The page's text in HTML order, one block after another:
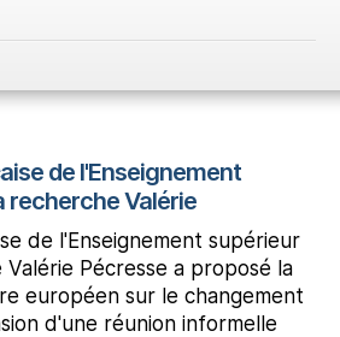
de l'Enseignement
recherche Valérie
de l'Enseignement supérieur
Pécresse a proposé la
européen sur le changement
d'une réunion informelle